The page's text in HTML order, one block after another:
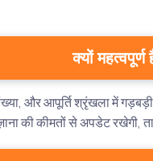
क्यों
और आपूर्ति श्रृंखला में
की कीमतों से अपडेट रखेगी,